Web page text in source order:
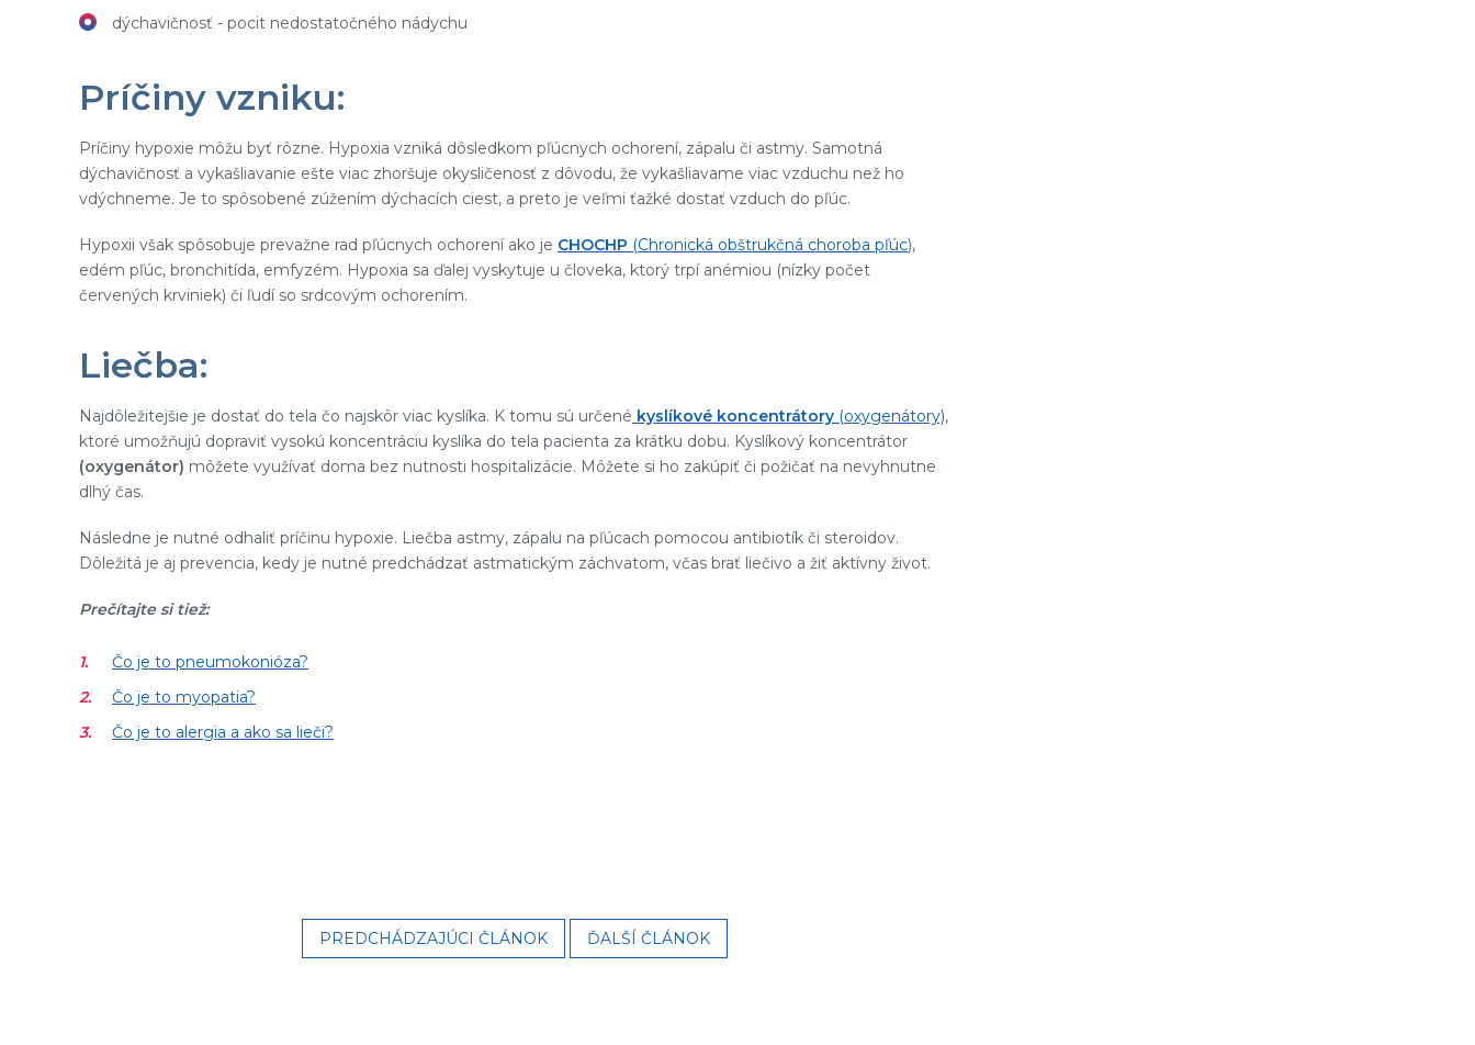
dýchavičnosť - pocit nedostatočného nádychu
Príčiny vzniku:
Príčiny hypoxie môžu byť rôzne. Hypoxia vzniká dôsledkom pľúcnych ochorení, zápalu či astmy. Samotná
dýchavičnosť a vykašliavanie ešte viac zhoršuje okysličenosť z dôvodu, že vykašliavame viac vzduchu než ho
vdýchneme. Je to spôsobené zúžením dýchacích ciest, a preto je veľmi ťažké dostať vzduch do pľúc.
Hypoxii však spôsobuje prevažne rad pľúcnych ochorení ako je CHOCHP (Chronická obštrukčná choroba pľúc),
edém pľúc, bronchitída, emfyzém. Hypoxia sa ďalej vyskytuje u človeka, ktorý trpí anémiou (nízky počet
červených krviniek) či ľudí so srdcovým ochorením.
Liečba:
Najdôležitejšie je dostať do tela čo najskôr viac kyslíka. K tomu sú určené kyslíkové koncentrátory (oxygenátory),
ktoré umožňujú dopraviť vysokú koncentráciu kyslíka do tela pacienta za krátku dobu. Kyslíkový koncentrátor
(oxygenátor) môžete využívať doma bez nutnosti hospitalizácie. Môžete si ho zakúpiť či požičať na nevyhnutne
dlhý čas.
Následne je nutné odhaliť príčinu hypoxie. Liečba astmy, zápalu na pľúcach pomocou antibiotík či steroidov.
Dôležitá je aj prevencia, kedy je nutné predchádzať astmatickým záchvatom, včas brať liečivo a žiť aktívny život.
Prečítajte si tiež:
Čo je to pneumokonióza?
Čo je to myopatia?
Čo je to alergia a ako sa lieči?
PREDCHÁDZAJÚCI ČLÁNOK ĎALŠÍ ČLÁNOK